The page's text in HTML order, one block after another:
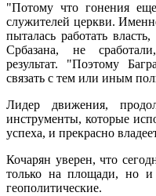
"Потому что гонения
служителей церкви.
пыталась работать
Србазана, не
результат. "Поэтому
связать с тем или иным
Лидер движения,
инструменты, которые
успеха, и прекрасно
Кочарян уверен, что
только на площади, но
геополитические.